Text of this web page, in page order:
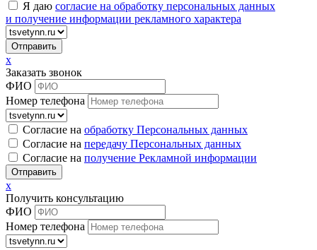
Я даю согласие на обработку персональных данных
и получение информации рекламного характера
x
Заказать звонок
ФИО
Номер телефона
Согласие на обработку Персональных данных
Согласие на передачу Персональных данных
Согласие на получение Рекламной информации
x
Получить консультацию
ФИО
Номер телефона